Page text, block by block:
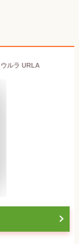
ルラ URLA